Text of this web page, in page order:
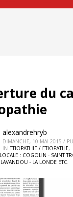
du
alexandrehryb
DIMANCHE, 10 MAI 2015 /
IN ETIOPATHIE / ETIOPATHE,
: COGOLIN - SAINT
- LA LONDE ETC.